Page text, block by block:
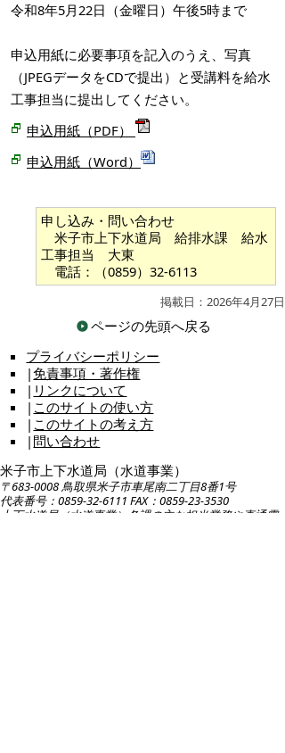
令和8年5月22日（金曜日）午後5時まで
申込用紙に必要事項を記入のうえ、写真
（JPEGデータをCDで提出）と受講料を給水
工事担当に提出してください。
申込用紙（PDF）
申込用紙（Word）
申し込み・問い合わせ
米子市上下水道局 給排水課 給水
工事担当 大東
電話：（0859）32-6113
掲載日：2026年4月27日
ページの先頭へ戻る
プライバシーポリシー
|免責事項・著作権
| リンクについて
| このサイトの使い方
| このサイトの考え方
| 問い合わせ
米子市上下水道局（水道事業）
〒683-0008 鳥取県米子市車尾南二丁目8番1号
代表番号：0859-32-6111 FAX：0859-23-3530
上下水道局（水道事業）各課の主な担当業務や直通電